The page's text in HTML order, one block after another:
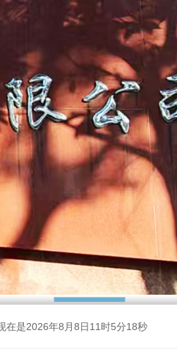
在是2026年8月8日11时5分19秒